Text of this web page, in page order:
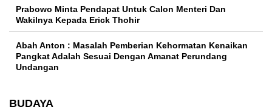
Prabowo Minta Pendapat Untuk Calon Menteri Dan
Wakilnya Kepada Erick Thohir
Abah Anton : Masalah Pemberian Kehormatan Kenaikan
Pangkat Adalah Sesuai Dengan Amanat Perundang
Undangan
BUDAYA